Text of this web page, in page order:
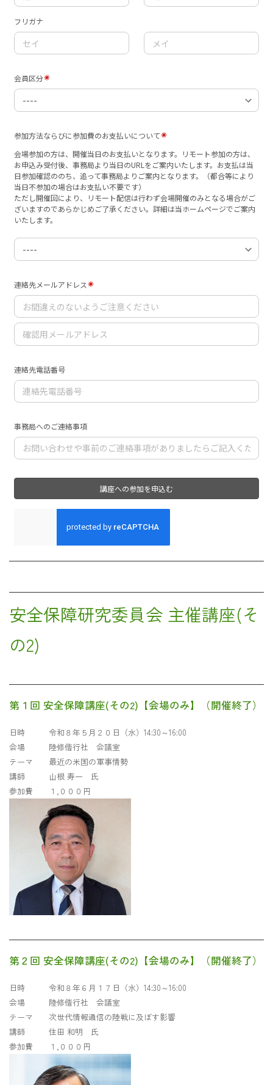
安全保障研究委員会 主催講座(そ
の2)
第１回 安全保障講座(その2)【会場のみ】（開催終了）
日時 令和８年５月２０日（水）14:30～16:00
会場 陸修偕行社 会議室
テーマ 最近の米国の軍事情勢
講師 山根 寿一 氏
参加費 １,０００円
第２回 安全保障講座(その2)【会場のみ】（開催終了）
日時 令和８年６月１７日（水）14:30～16:00
会場 陸修偕行社 会議室
テーマ 次世代情報通信の陸戦に及ぼす影響
講師 住田 和明 氏
参加費 １,０００円